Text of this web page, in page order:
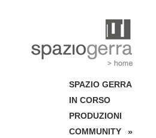
SPAZIO GERRA
IN CORSO
PRODUZIONI
COMMUNITY
»